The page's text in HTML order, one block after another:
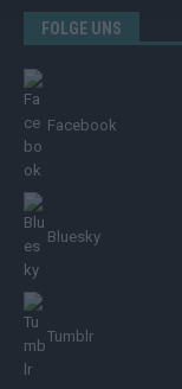
FOLGE UNS
Facebook
Bluesky
Tumblr